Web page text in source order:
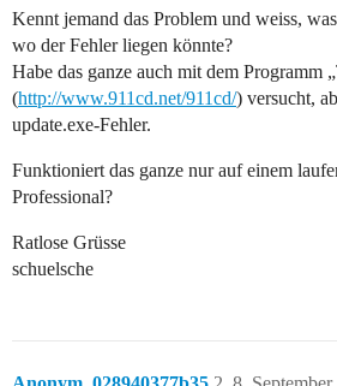
Kennt jemand das Problem und weiss,
wo der Fehler liegen könnte?
Habe das ganze auch mit dem Programm
(http://www.911cd.net/911cd/) versucht,
update.exe-Fehler.
Funktioniert das ganze nur auf einem
Professional?
Ratlose Grüsse
schuelsche